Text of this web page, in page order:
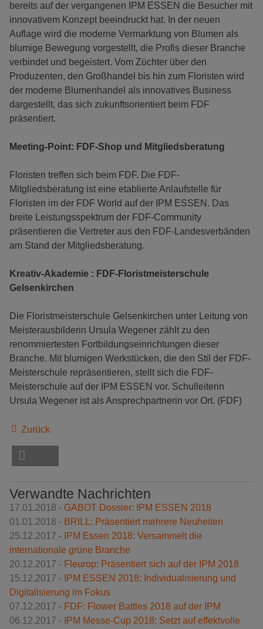
bereits auf der vergangenen IPM ESSEN die Besucher mit
innovativem Konzept beeindruckt hat. In der neuen
Auflage wird die moderne Vermarktung von Blumen als
blumige Bewegung vorgestellt, die Profis dieser Branche
verbindet und begeistert. Vom Züchter über den
Produzenten, den Großhandel bis hin zum Floristen wird
der moderne Blumenhandel als innovatives Business
dargestellt, das sich zukunftsorientiert beim FDF
präsentiert.
Meeting-Point: FDF-Shop und Mitgliedsberatung
Floristen treffen sich beim FDF. Die FDF-
Mitgliedsberatung ist eine etablierte Anlaufstelle für
Floristen im der FDF World auf der IPM ESSEN. Das
breite Leistungsspektrum der FDF-Community
präsentieren die Vertreter aus den FDF-Landesverbänden
am Stand der Mitgliedsberatung.
Kreativ-Akademie : FDF-Floristmeisterschule
Gelsenkirchen
Die Floristmeisterschule Gelsenkirchen unter Leitung von
Meisterausbilderin Ursula Wegener zählt zu den
renommiertesten Fortbildungseinrichtungen dieser
Branche. Mit blumigen Werkstücken, die den Stil der FDF-
Meisterschule repräsentieren, stellt sich die FDF-
Meisterschule auf der IPM ESSEN vor. Schulleiterin
Ursula Wegener ist als Ansprechpartnerin vor Ort. (FDF)
Zurück
Verwandte Nachrichten
17.01.2018 - GABOT Dossier: IPM ESSEN 2018
01.01.2018 - BRILL: Präsentiert mehrere Neuheiten
25.12.2017 -
IPM Essen 2018: Versammelt die
internationale grüne Branche
20.12.2017 - Fleurop: Präsentiert sich auf der IPM 2018
15.12.2017 -
IPM ESSEN 2018: Individualisierung und
Digitalisierung im Fokus
07.12.2017 - FDF: Flower Battles 2018 auf der IPM
06.12.2017 -
IPM Messe-Cup 2018: Setzt auf effektvolle